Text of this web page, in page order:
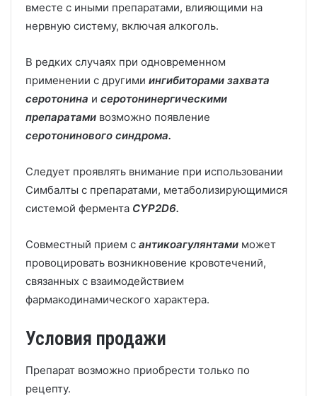
вместе с иными препаратами, влияющими на
нервную систему, включая алкоголь.
В редких случаях при одновременном
применении с другими ингибиторами захвата
серотонина и серотонинергическими
препаратами возможно появление
серотонинового синдрома.
Следует проявлять внимание при использовании
Симбалты с препаратами, метаболизирующимися
системой фермента CYP2D6.
Совместный прием с антикоагулянтами может
провоцировать возникновение кровотечений,
связанных с взаимодействием
фармакодинамического характера.
Условия продажи
Препарат возможно приобрести только по
рецепту.